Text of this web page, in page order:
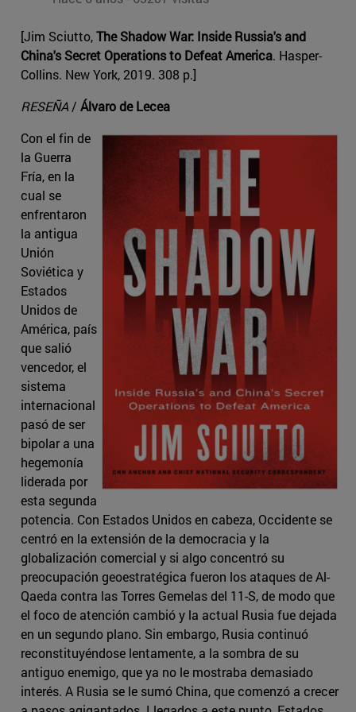
[Jim Sciutto,The Shadow War: Inside Russia's and
China's Secret Operations to Defeat America. Hasper-
Collins. New York, 2019. 308 p.]
RESEÑA/ Álvaro de Lecea
Con el fin de
la Guerra
Fría, en la
cual se
enfrentaron
la antigua
Unión
Soviética y
Estados
Unidos de
América, país
que salió
vencedor, el
sistema
internacional
pasó de ser
bipolar a una
hegemonía
liderada por
esta segunda
potencia. Con Estados Unidos en cabeza, Occidente se
centró en la extensión de la democracia y la
globalización comercial y si algo concentró su
preocupación geoestratégica fueron los ataques de Al-
Qaeda contra las Torres Gemelas del 11-S, de modo que
el foco de atención cambió y la actual Rusia fue dejada
en un segundo plano. Sin embargo, Rusia continuó
reconstituyéndose lentamente, a la sombra de su
antiguo enemigo, que ya no le mostraba demasiado
interés. A Rusia se le sumó China, que comenzó a crecer